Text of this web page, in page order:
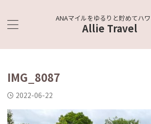
ANAマイルをゆるりと貯めてハ
Allie Travel
IMG_8087
2022-06-22